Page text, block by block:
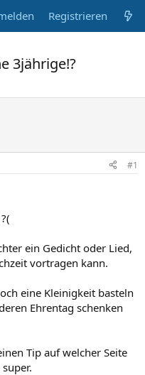
Registrieren
3jährige!?
#1
ein Gedicht oder Lied,
vortragen kann.
eine Kleinigkeit basteln
Ehrentag schenken
Tip auf welcher Seite